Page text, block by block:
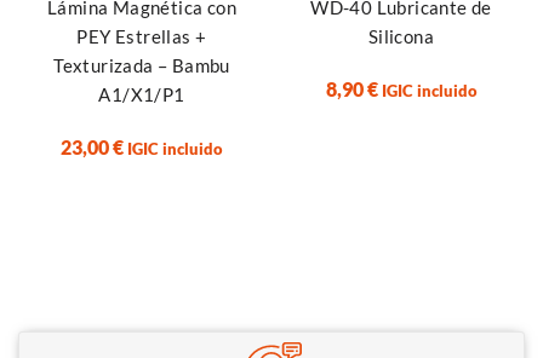
Lámina Magnética con
PEY Estrellas +
Texturizada – Bambu
A1/X1/P1
23,00€ IGIC incluido
WD-40 Lubricante de
Silicona
8,90€ IGIC incluido